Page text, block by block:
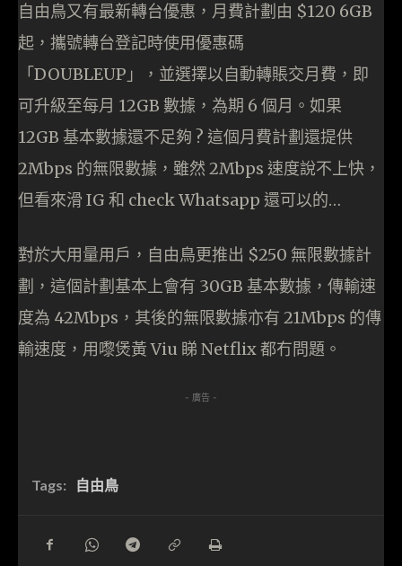
自由鳥又有最新轉台優惠，月費計劃由 $120 6GB
起，攜號轉台登記時使用優惠碼
「DOUBLEUP」，並選擇以自動轉賬交月費，即
可升級至每月 12GB 數據，為期 6 個月。如果
12GB 基本數據還不足夠 ? 這個月費計劃還提供
2Mbps 的無限數據，雖然 2Mbps 速度說不上快，
但看來滑 IG 和 check Whatsapp 還可以的…
對於大用量用戶，自由鳥更推出 $250 無限數據計
劃，這個計劃基本上會有 30GB 基本數據，傳輸速
度為 42Mbps，其後的無限數據亦有 21Mbps 的傳
輸速度，用嚟煲黃 Viu 睇 Netflix 都冇問題。
- 廣告 -
Tags: 自由鳥